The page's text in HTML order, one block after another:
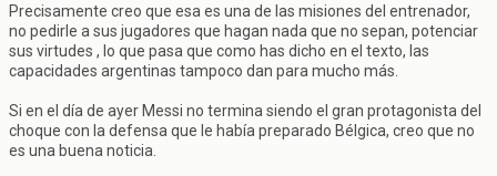
Precisamente creo que esa es una de las misiones del entrenador,
no pedirle a sus jugadores que hagan nada que no sepan, potenciar
sus virtudes , lo que pasa que como has dicho en el texto, las
capacidades argentinas tampoco dan para mucho más.
Si en el día de ayer Messi no termina siendo el gran protagonista del
choque con la defensa que le había preparado Bélgica, creo que no
es una buena noticia.